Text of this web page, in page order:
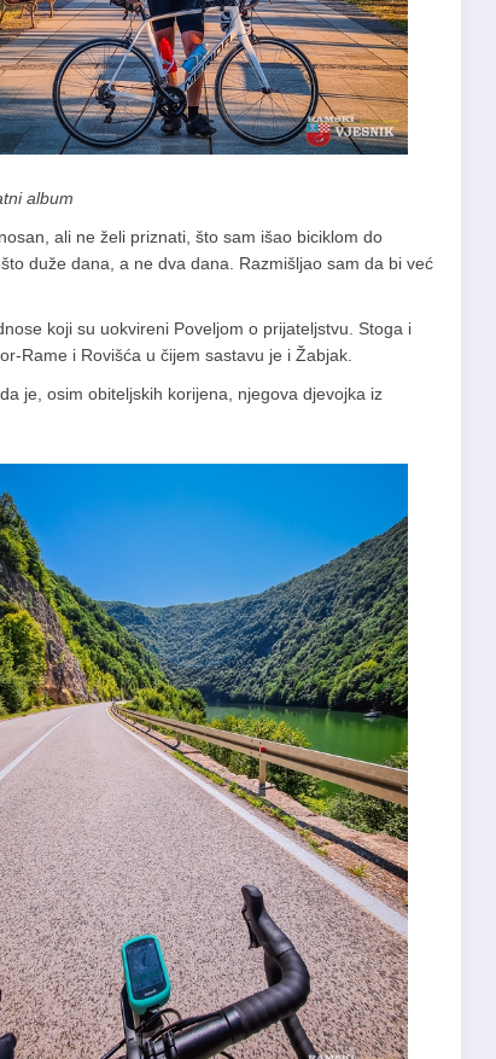
album
ali ne želi priznati, što sam išao biciklom do
duže dana, a ne dva dana. Razmišljao sam da bi već
koji su uokvireni Poveljom o prijateljstvu. Stoga i
Rame i Rovišća u čijem sastavu je i Žabjak.
je, osim obiteljskih korijena, njegova djevojka iz